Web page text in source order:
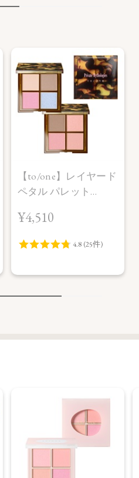
【to/one】レイヤード
ペタル パレット
品＞
¥4,510